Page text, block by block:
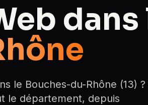
dans
le Bouches-du-Rhône (13) ?
le département, depuis